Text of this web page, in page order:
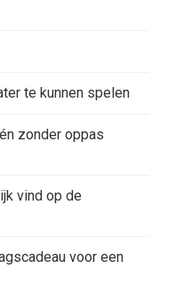
te kunnen spelen
zonder oppas
vind op de
voor een